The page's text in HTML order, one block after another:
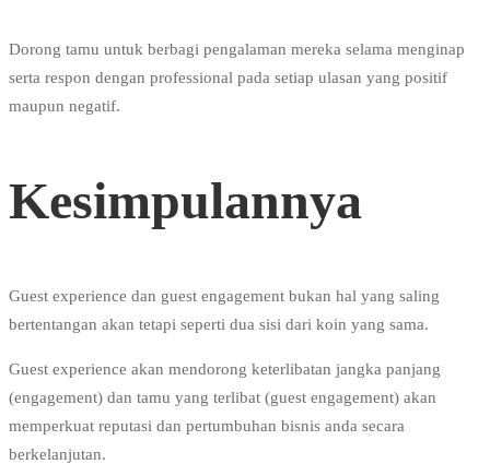
Dorong tamu untuk berbagi pengalaman mereka selama menginap
serta respon dengan professional pada setiap ulasan yang positif
maupun negatif.
Kesimpulannya
Guest experience dan guest engagement bukan hal yang saling
bertentangan akan tetapi seperti dua sisi dari koin yang sama.
Guest experience akan mendorong keterlibatan jangka panjang
(engagement) dan tamu yang terlibat (guest engagement) akan
memperkuat reputasi dan pertumbuhan bisnis anda secara
berkelanjutan.